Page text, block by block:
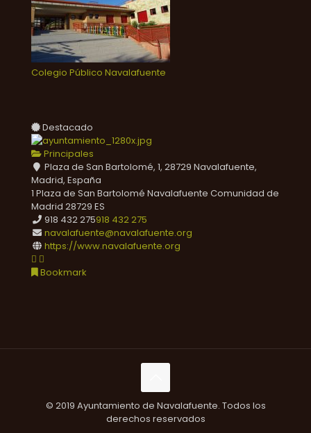
Colegio Público Navalafuente
Destacado
Principales
Plaza de San Bartolomé, 1, 28729 Navalafuente,
Madrid, España
1 Plaza de San Bartolomé Navalafuente Comunidad de
Madrid 28729 ES
918 432 275918 432 275
navalafuente@navalafuente.org
https://www.navalafuente.org
Bookmark
© 2019 Ayuntamiento de Navalafuente. Todos los
derechos reservados